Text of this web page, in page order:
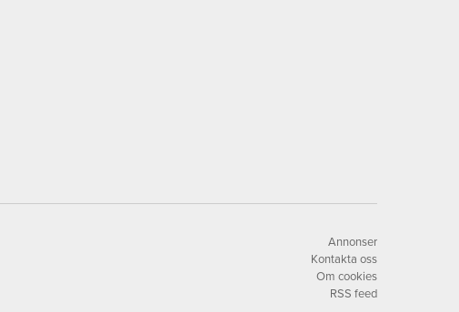
Annonser
Kontakta oss
Om cookies
RSS feed